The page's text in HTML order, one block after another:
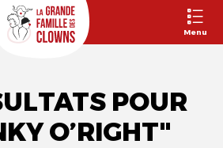
Menu
POUR
O’RIGHT"